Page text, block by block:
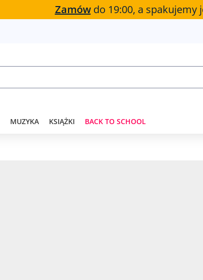
Zamówdo 19:00, a spakujemy
MUZYKA KSIĄŻKI BACK TO SCHOOL